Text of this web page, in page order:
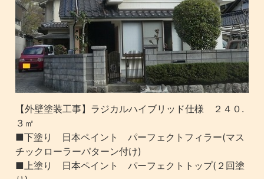
【外壁塗装工事】ラジカルハイブリッド仕様 ２４０.
３㎡
■下塗り 日本ペイント パーフェクトフィラー(マス
チックローラーパターン付け)
■上塗り 日本ペイント パーフェクトトップ(２回塗